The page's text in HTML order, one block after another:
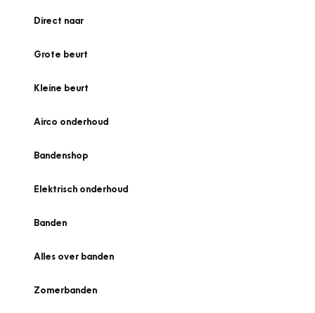
Direct naar
Grote beurt
Kleine beurt
Airco onderhoud
Bandenshop
Elektrisch onderhoud
Banden
Alles over banden
Zomerbanden